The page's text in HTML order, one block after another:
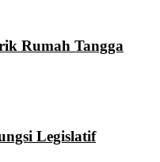
Rumah Tangga
Legislatif